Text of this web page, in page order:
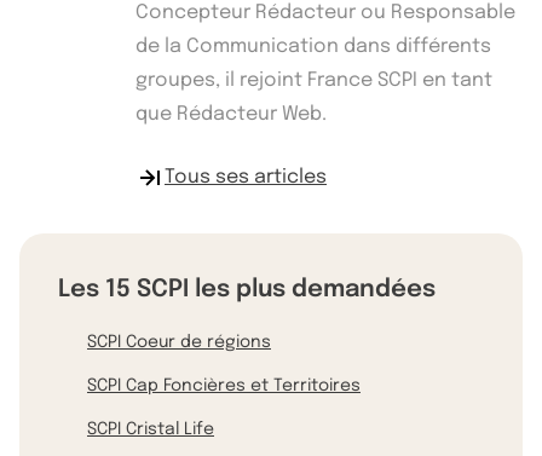
Concepteur Rédacteur ou Responsable
de la Communication dans différents
groupes, il rejoint France SCPI en tant
que Rédacteur Web.
Tous ses articles
Les 15 SCPI les plus demandées
SCPI Coeur de régions
SCPI Cap Foncières et Territoires
SCPI Cristal Life